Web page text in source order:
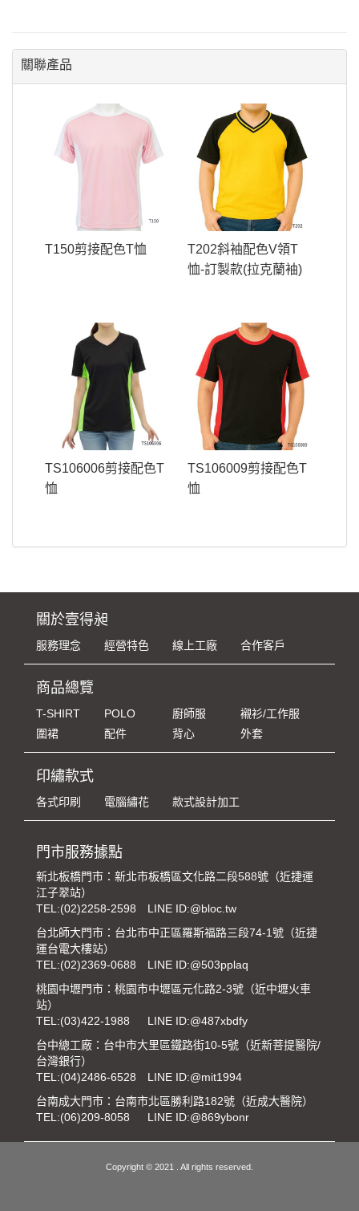
關聯產品
T150剪接配色T恤
T202斜袖配色V領T
恤-訂製款(拉克蘭袖)
TS106006剪接配色T
恤
TS106009剪接配色T
恤
關於壹得昶
服務理念 經營特色 線上工廠 合作客戶
商品總覽
T-SHIRT POLO 廚師服
襯衫/工作服
圍裙
配件 背心 外套
印繡款式
各式印刷 電腦繡花 款式設計加工
門市服務據點
新北板橋門市：新北市板橋區文化路二段588號（近捷運
江子翠站）
TEL:(02)2258-2598
LINE ID:@bloc.tw
台北師大門市：台北市中正區羅斯福路三段74-1號（近捷
運台電大樓站）
TEL:(02)2369-0688
LINE ID:@503pplaq
桃園中壢門市：桃園市中壢區元化路2-3號（近中壢火車
站）
TEL:(03)422-1988
LINE ID:@487xbdfy
台中總工廠：台中市大里區鐵路街10-5號（近新菩提醫院/
台灣銀行）
TEL:(04)2486-6528
LINE ID:@mit1994
台南成大門市：台南市北區勝利路182號（近成大醫院）
TEL:(06)209-8058 LINE ID:@869ybonr
Copyright © 2021 . All rights reserved.